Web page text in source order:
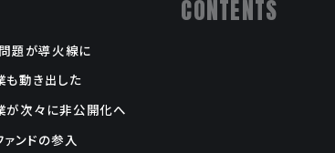
CONTENTS
題が導火線に
も動き出した
が次々に非公開化へ
ンドの参入